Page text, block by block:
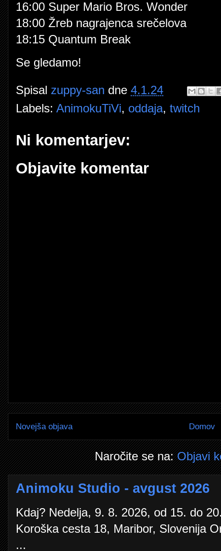
16:00 Super Mario Bros. Wonder
18:00 Žreb nagrajenca srečelova
18:15 Quantum Break
Se gledamo!
Spisal zuppy-san dne 4.1.24
Labels: AnimokuTiVi, oddaja, twitch
Ni komentarjev:
Objavite komentar
Novejša objava Domov
Naročite se na:Objavi
Animoku Studio - avgust 2026
Kdaj? Nedelja, 9. 8. 2026, od 15. do
Koroška cesta 18, Maribor, Slovenija
...